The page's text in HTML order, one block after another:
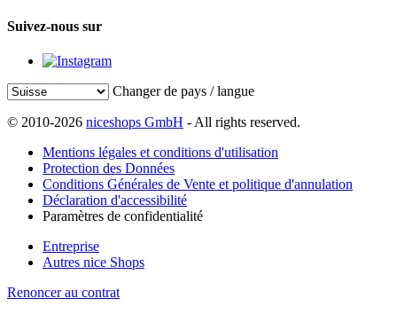
Suivez-nous sur
Changer de pays / langue
© 2010-2026 niceshops GmbH - All rights reserved.
Mentions légales et conditions d'utilisation
Protection des Données
Conditions Générales de Vente et politique d'annulation
Déclaration d'accessibilité
Paramètres de confidentialité
Entreprise
Autres nice Shops
Renoncer au contrat